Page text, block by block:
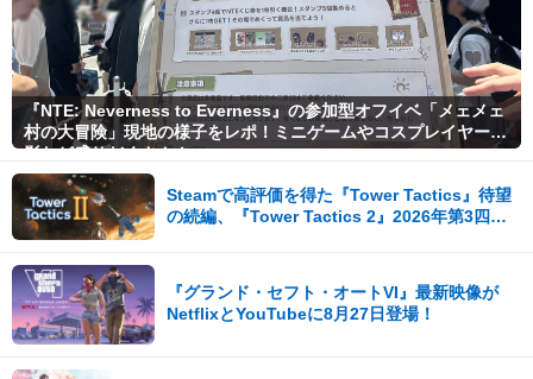
『NTE: Neverness to Everness』の参加型オフイベ「メェメェ
村の大冒険」現地の様子をレポ！ミニゲームやコスプレイヤー撮
影など盛りだくさん！
Steamで高評価を得た『Tower Tactics』待望
の続編、『Tower Tactics 2』2026年第3四半
『グランド・セフト・オートVI』最新映像が
NetflixとYouTubeに8月27日登場！